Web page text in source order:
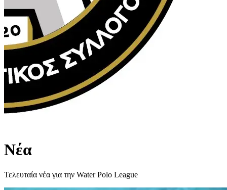
Νέα
Τελευταία νέα για την Water Polo League